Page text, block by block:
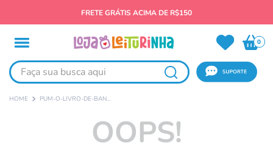
FRETE GRÁTIS ACIMA DE R$150
0
Faça sua busca aqui
PUM-O-LIVRO-DE-BANHO
OOPS!